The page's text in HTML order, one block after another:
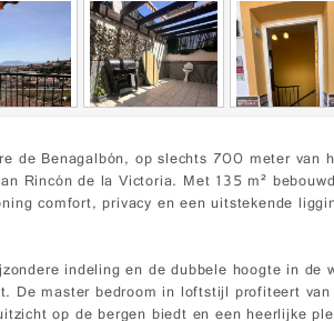
de Benagalbón, op slechts 700 meter van
Rincón de la Victoria. Met 135 m²
comfort, privacy en een uitstekende
indeling en de dubbele hoogte in de
De master bedroom in loftstijl profiteert